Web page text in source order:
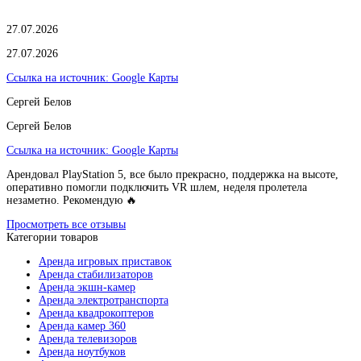
27.07.2026
27.07.2026
Ссылка на источник: Google Карты
Сергей Белов
Сергей Белов
Ссылка на источник: Google Карты
Арендовал PlayStation 5, все было прекрасно, поддержка на высоте,
оперативно помогли подключить VR шлем, неделя пролетела
незаметно. Рекомендую 🔥
Просмотреть все отзывы
Категории товаров
Аренда игровых приставок
Аренда стабилизаторов
Аренда экшн-камер
Аренда электротранспорта
Аренда квадрокоптеров
Аренда камер 360
Аренда телевизоров
Аренда ноутбуков